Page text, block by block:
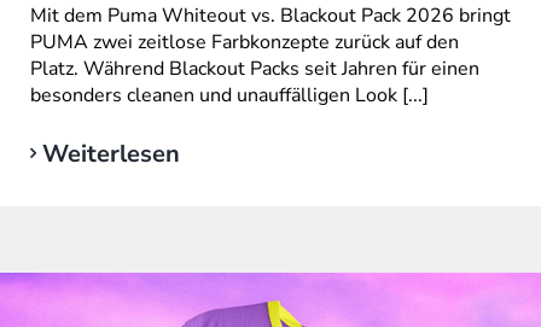
Mit dem Puma Whiteout vs. Blackout Pack 2026 bringt
PUMA zwei zeitlose Farbkonzepte zurück auf den
Platz. Während Blackout Packs seit Jahren für einen
besonders cleanen und unauffälligen Look [...]
Weiterlesen